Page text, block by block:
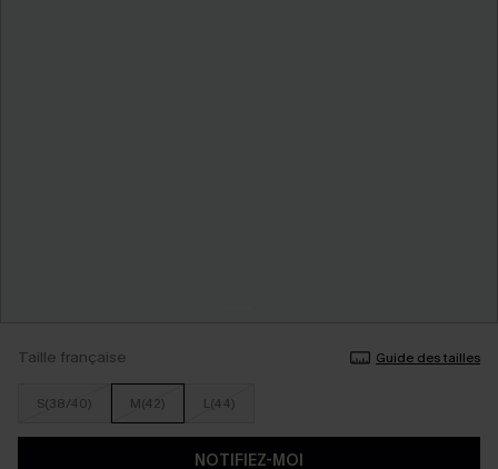
Taille française Guide des tailles
S(38/40) M(42) L(44)
NOTIFIEZ-MOI